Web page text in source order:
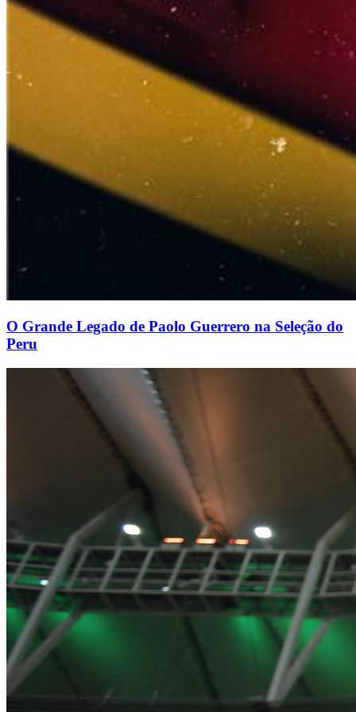
O Grande Legado de Paolo Guerrero na Seleção do
Peru